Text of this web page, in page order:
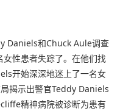
Daniels和Chuck Aule调查
性患者失踪了。在他们找
开始深深地迷上了一名女
揭示出警官Teddy Daniels
精神病院被诊断为患有